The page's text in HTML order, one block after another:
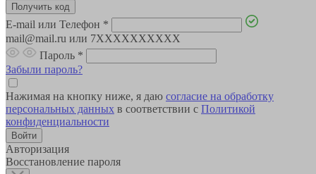
E-mail или Телефон *
mail@mail.ru или 7XXXXXXXXXX
Пароль *
Забыли пароль?
Нажимая на кнопку ниже, я даю согласие на обработку
персональных данных в соответствии с Политикой
конфиденциальности
Авторизация
Восстановление пароля